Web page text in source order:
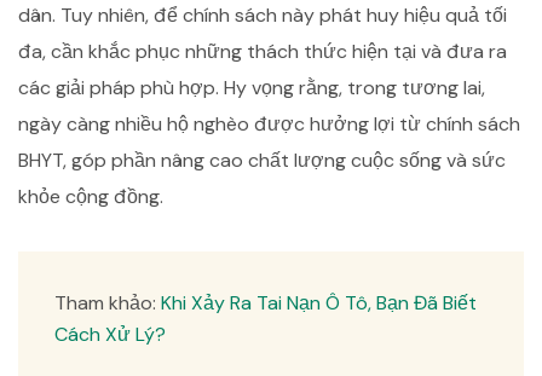
dân. Tuy nhiên, để chính sách này phát huy hiệu quả tối
đa, cần khắc phục những thách thức hiện tại và đưa ra
các giải pháp phù hợp. Hy vọng rằng, trong tương lai,
ngày càng nhiều hộ nghèo được hưởng lợi từ chính sách
BHYT, góp phần nâng cao chất lượng cuộc sống và sức
khỏe cộng đồng.
Tham khảo: Khi Xảy Ra Tai Nạn Ô Tô, Bạn Đã Biết
Cách Xử Lý?